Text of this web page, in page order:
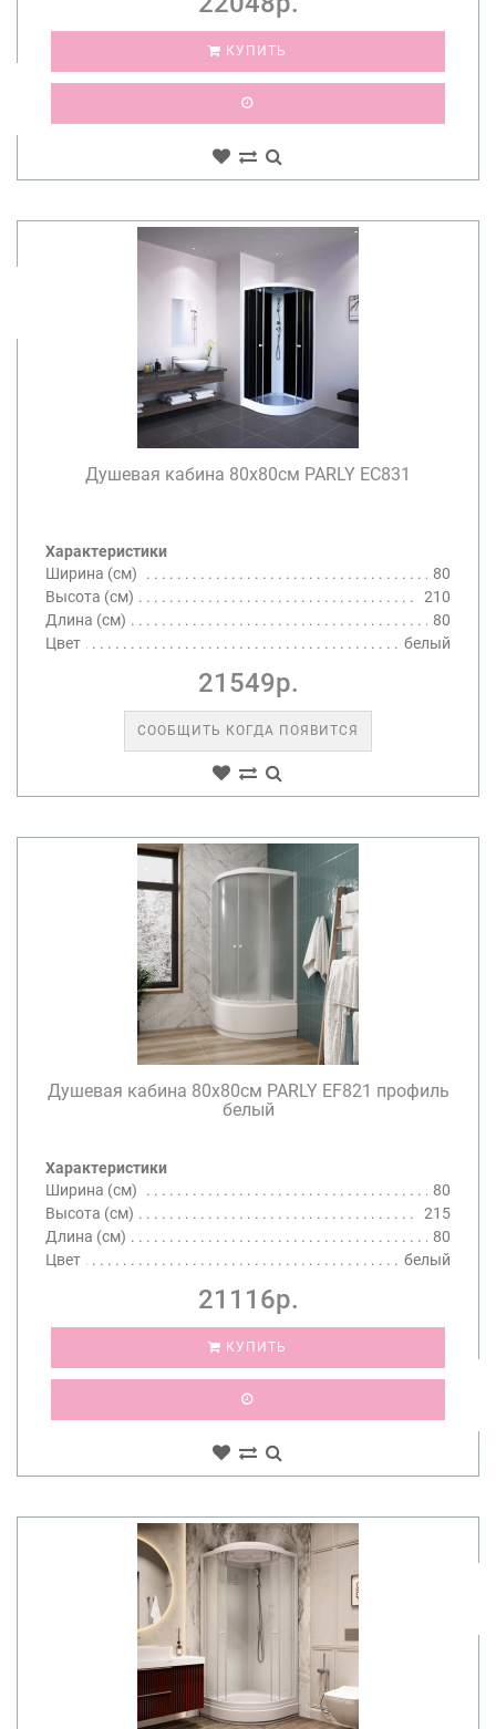
КУПИТЬ
Душевая кабина 80х80см PARLY EC831
Характеристики
Ширина (см)
80
Высота (см)
210
Длина (см)
80
Цвет
белый
21549р.
СООБЩИТЬ КОГДА ПОЯВИТСЯ
Душевая кабина 80х80см PARLY EF821 профиль
белый
Характеристики
Ширина (см)
80
Высота (см)
215
Длина (см)
80
Цвет
белый
21116р.
КУПИТЬ